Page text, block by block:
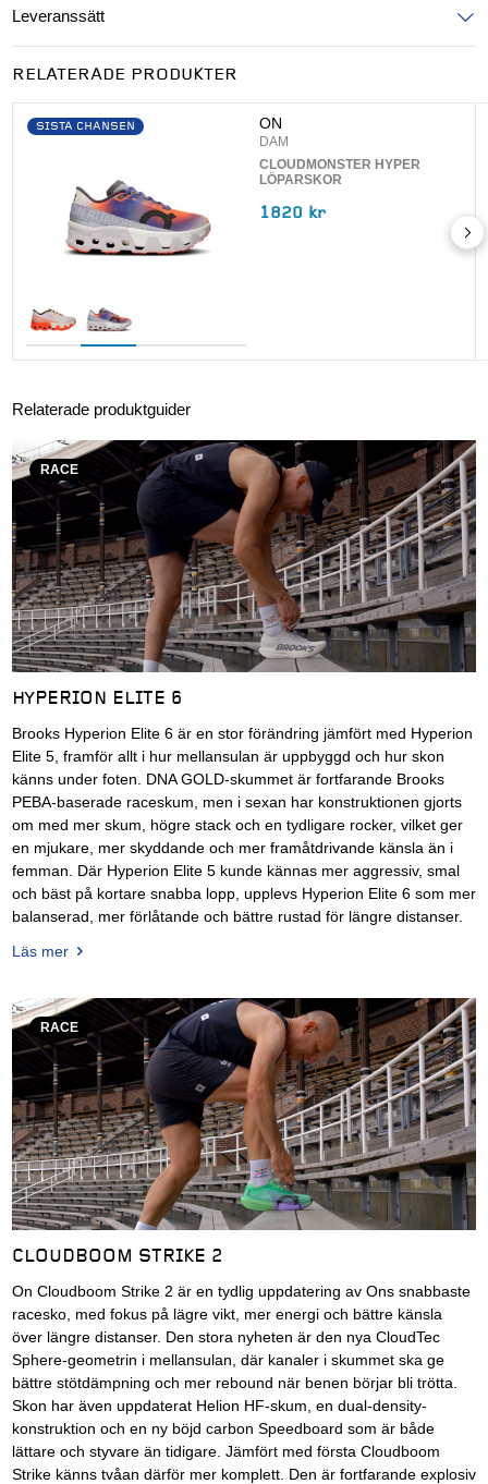
Leveranssätt
Ange postnummer för att se leveranssätt
RELATERADE PRODUKTER
SISTA CHANSEN ON
DAM
CLOUDMONSTER HYPER
LÖPARSKOR
1820 kr
Relaterade produktguider
RACE
HYPERION ELITE 6
Brooks Hyperion Elite 6 är en stor förändring jämfört med Hyperion
Elite 5, framför allt i hur mellansulan är uppbyggd och hur skon
känns under foten. DNA GOLD-skummet är fortfarande Brooks
PEBA-baserade raceskum, men i sexan har konstruktionen gjorts
om med mer skum, högre stack och en tydligare rocker, vilket ger
en mjukare, mer skyddande och mer framåtdrivande känsla än i
femman. Där Hyperion Elite 5 kunde kännas mer aggressiv, smal
och bäst på kortare snabba lopp, upplevs Hyperion Elite 6 som mer
balanserad, mer förlåtande och bättre rustad för längre distanser.
Läs mer
RACE
CLOUDBOOM STRIKE 2
On Cloudboom Strike 2 är en tydlig uppdatering av Ons snabbaste
racesko, med fokus på lägre vikt, mer energi och bättre känsla
över längre distanser. Den stora nyheten är den nya CloudTec
Sphere-geometrin i mellansulan, där kanaler i skummet ska ge
bättre stötdämpning och mer rebound när benen börjar bli trötta.
Skon har även uppdaterat Helion HF-skum, en dual-density-
konstruktion och en ny böjd carbon Speedboard som är både
lättare och styvare än tidigare. Jämfört med första Cloudboom
Strike känns tvåan därför mer komplett. Den är fortfarande explosiv